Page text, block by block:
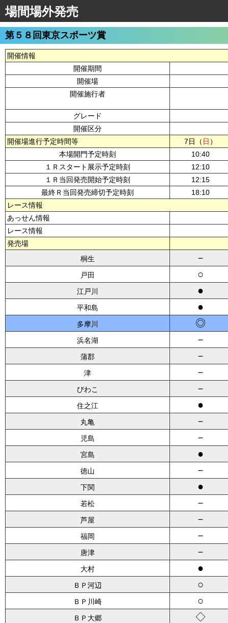
場間場外発売
第５８回東京スポーツ賞
開催情報
開催期間
開催場
開催施行者
グレード
開催区分
開催場進行予定時間等
7日（ 日 ）
本場開門予定時刻
10:40
１Ｒスタート展示予定時刻
12:10
１Ｒ当回発売開始予定時刻
12:15
最終Ｒ当回発売締切予定時刻
18:10
レース情報
あっせん情報
レース情報
発売場
桐生
－
戸田 ○
江戸川 ●
平和島 ●
多摩川 ◎
浜名湖 －
蒲郡 －
津 －
びわこ －
住之江 ●
丸亀 －
児島 －
宮島 ●
徳山 －
下関 ●
若松 －
芦屋 －
福岡 －
唐津 －
大村 ●
ＢＰ河辺 ○
ＢＰ川崎 ○
ＢＰ大郷 ◇